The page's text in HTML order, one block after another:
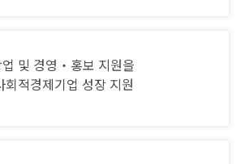
업 및 경영‧홍보 지원을
회적경제기업 성장 지원